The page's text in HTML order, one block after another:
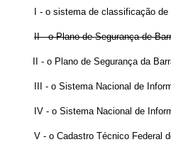
I - o sistema de classificação
II - o Plano de Segurança de
II - o Plano de Segurança da
III - o Sistema Nacional de
IV - o Sistema Nacional de
V - o Cadastro Técnico Federal